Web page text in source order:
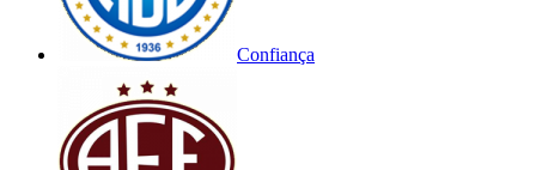
Confiança